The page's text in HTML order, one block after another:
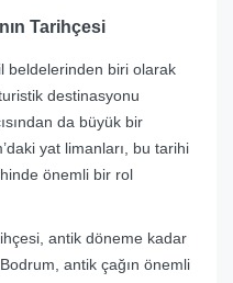
Tarihçesi
beldelerinden biri olarak
destinasyonu
da büyük bir
yat limanları, bu tarihi
önemli bir rol
antik döneme kadar
antik çağın önemli